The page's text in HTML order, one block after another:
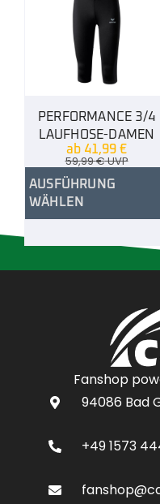
PERFORMANCE 3/4
LAUFHOSE-DAMEN
ab 41,99 €
59,99€UVP
AUSFÜHRUNG
WÄHLEN
Fanshop
94086 Bad
+49 1573